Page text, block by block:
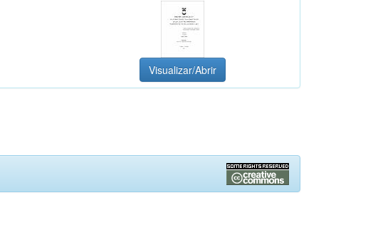
Visualizar/Abrir